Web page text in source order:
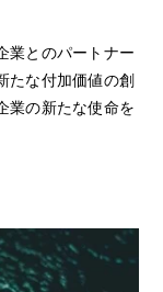
業とのパートナー
たな付加価値の創
業の新たな使命を